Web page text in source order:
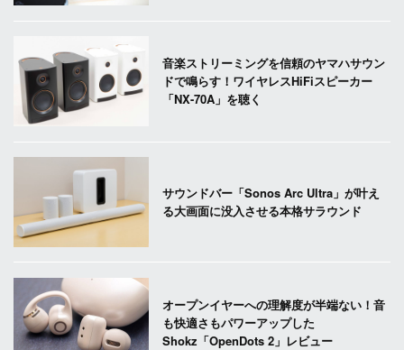
音楽ストリーミングを信頼のヤマハサウン
ドで鳴らす！ワイヤレスHiFiスピーカー
「NX-70A」を聴く
サウンドバー「Sonos Arc Ultra」が叶え
る大画面に没入させる本格サラウンド
オープンイヤーへの理解度が半端ない！音
も快適さもパワーアップした
Shokz「OpenDots 2」レビュー